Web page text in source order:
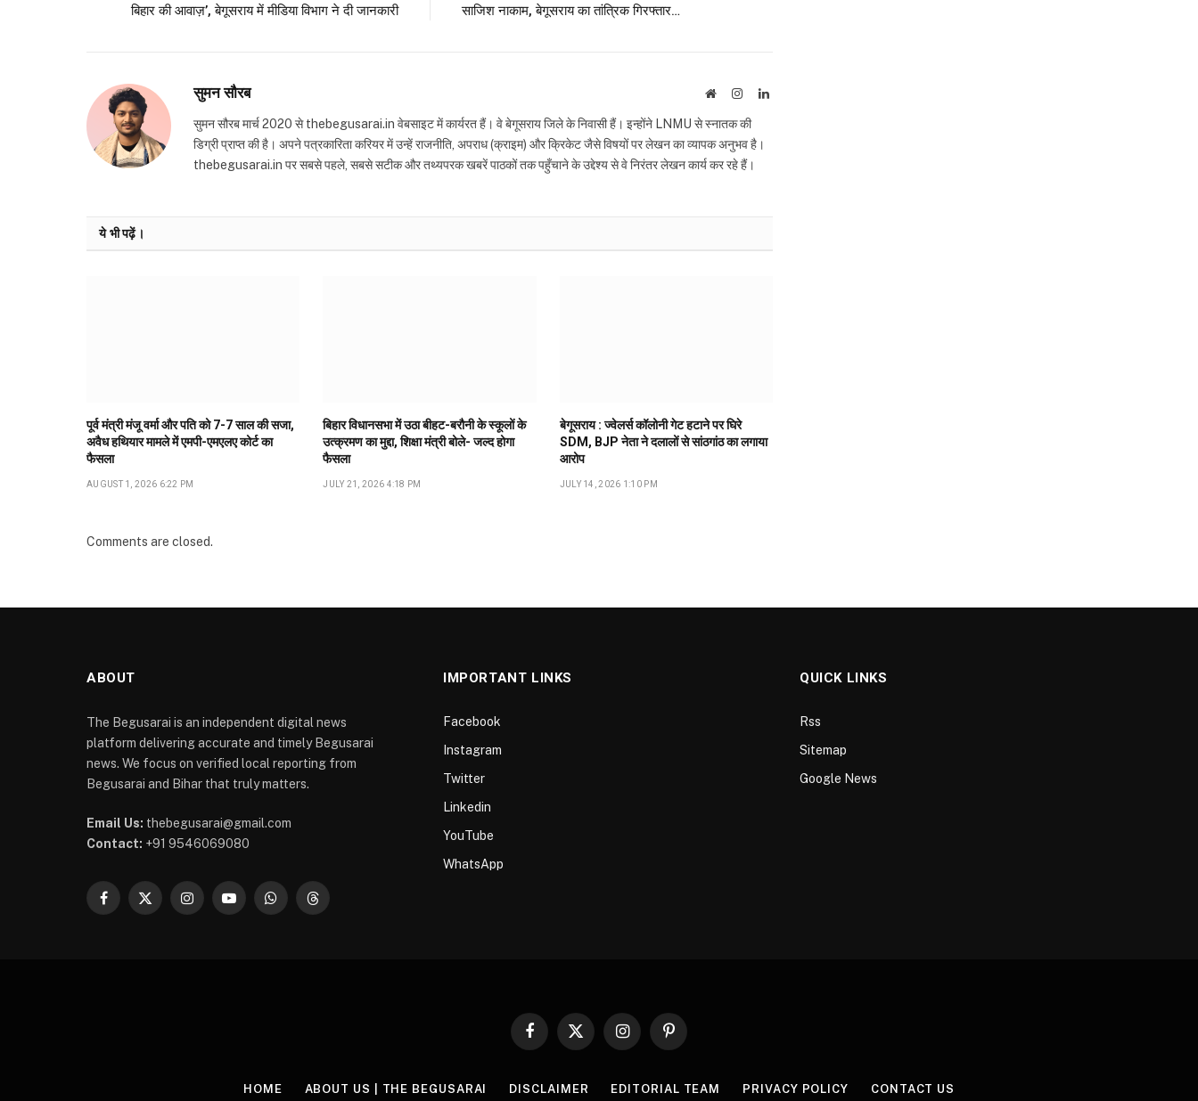
बिहार की आवाज़’, बेगूसराय में मीडिया विभाग ने दी जानकारी
साजिश नाकाम, बेगूसराय का तांत्रिक गिरफ्तार…
सुमन सौरब WebsiteInstagramLinkedIn
सुमन सौरब मार्च 2020 से thebegusarai.in वेबसाइट में कार्यरत हैं। वे बेगूसराय जिले के निवासी हैं। इन्होंने LNMU से स्नातक की
डिग्री प्राप्त की है। अपने पत्रकारिता करियर में उन्हें राजनीति, अपराध (क्राइम) और क्रिकेट जैसे विषयों पर लेखन का व्यापक अनुभव है।
thebegusarai.in पर सबसे पहले, सबसे सटीक और तथ्यपरक खबरें पाठकों तक पहुँचाने के उद्देश्य से वे निरंतर लेखन कार्य कर रहे हैं।
ये भी पढ़ें।
पूर्व मंत्री मंजू वर्मा और पति को 7-7 साल की सजा,
अवैध हथियार मामले में एमपी-एमएलए कोर्ट का
फैसला
AUGUST 1, 2026 6:22 PM
बिहार विधानसभा में उठा बीहट-बरौनी के स्कूलों के
उत्क्रमण का मुद्दा, शिक्षा मंत्री बोले- जल्द होगा
फैसला
JULY 21, 2026 4:18 PM
बेगूसराय : ज्वेलर्स कॉलोनी गेट हटाने पर घिरे
SDM, BJP नेता ने दलालों से सांठगांठ का लगाया
आरोप
JULY 14, 2026 1:10 PM
Comments are closed.
ABOUT
The Begusarai is an independent digital news
platform delivering accurate and timely Begusarai
news. We focus on verified local reporting from
Begusarai and Bihar that truly matters.
Email Us: thebegusarai@gmail.com
Contact: +91 9546069080
Facebook
X
InstagramYouTubeWhatsAppThreads
IMPORTANT LINKS
Facebook
Instagram
Twitter
Linkedin
YouTube
WhatsApp
QUICK LINKS
Rss
Sitemap
Google News
Facebook
X
InstagramPinterest
HOME ABOUT US | THE BEGUSARAI DISCLAIMER EDITORIAL TEAM PRIVACY POLICY CONTACT US